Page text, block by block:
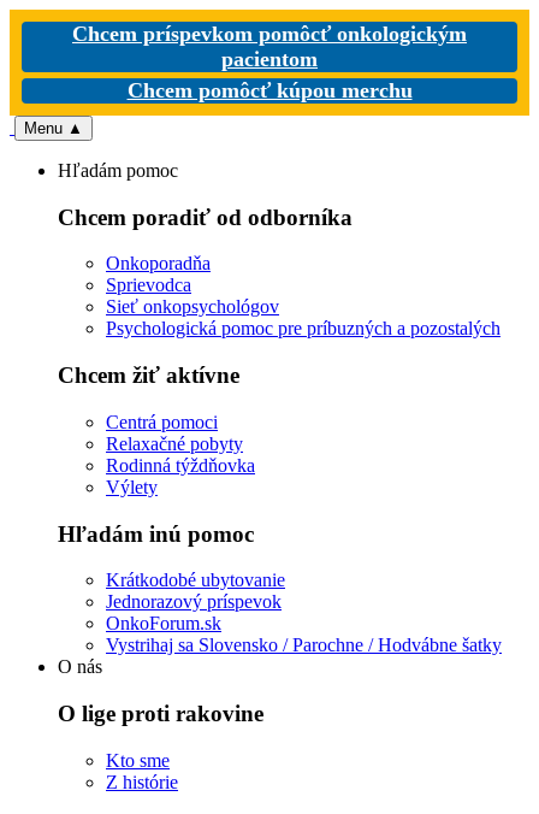
Chcem príspevkom pomôcť onkologickým
pacientom
Chcem pomôcť kúpou merchu
Menu ▲
Hľadám pomoc
Chcem poradiť od odborníka
Onkoporadňa
Sprievodca
Sieť onkopsychológov
Psychologická pomoc pre príbuzných a pozostalých
Chcem žiť aktívne
Centrá pomoci
Relaxačné pobyty
Rodinná týždňovka
Výlety
Hľadám inú pomoc
Krátkodobé ubytovanie
Jednorazový príspevok
OnkoForum.sk
Vystrihaj sa Slovensko / Parochne / Hodvábne šatky
O nás
O lige proti rakovine
Kto sme
Z histórie